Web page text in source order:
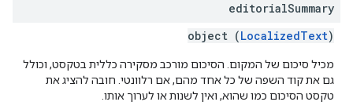
editorialSummary
object (LocalizedText)
מכיל סיכום של המקום. הסיכום מורכב מסקירה כללית בטקסט, וכולל
גם את קוד השפה של כל אחד מהם, אם רלוונטי. חובה להציג את
טקסט הסיכום כמו שהוא, ואין לשנות או לערוך אותו.